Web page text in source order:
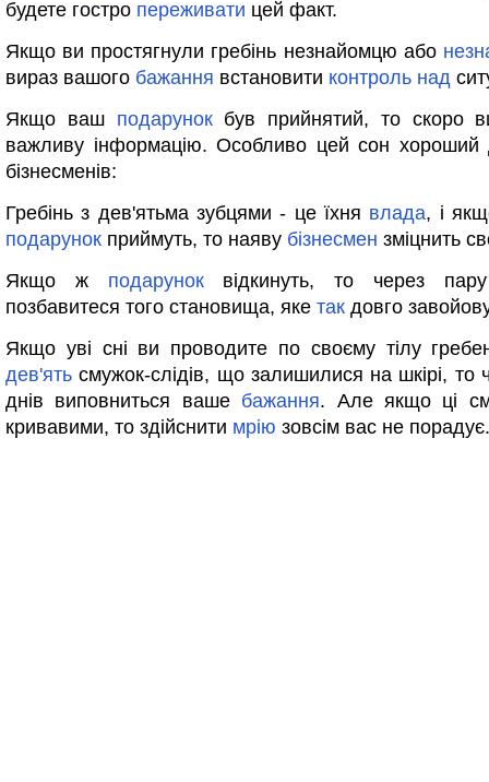
будете гостро переживати цей факт.
Якщо ви простягнули гребінь незнайомцю або
вираз вашого бажання встановити контроль над
Якщо ваш подарунокбув прийнятий, то скоро
важливу інформацію. Особливо цей сон хороший
бізнесменів:
Гребінь з дев'ятьма зубцями - це їхня влада, і
подарунок приймуть, то наяву бізнесмен зміцнить
Якщо ж подаруноквідкинуть, то через
позбавитеся того становища, яке так довго
Якщо уві сні ви проводите по своєму тілу
дев'ять смужок-слідів, що залишилися на шкірі, то
днів виповниться ваше бажання. Але якщо ці
кривавими, то здійснити мрію зовсім вас не порадує.